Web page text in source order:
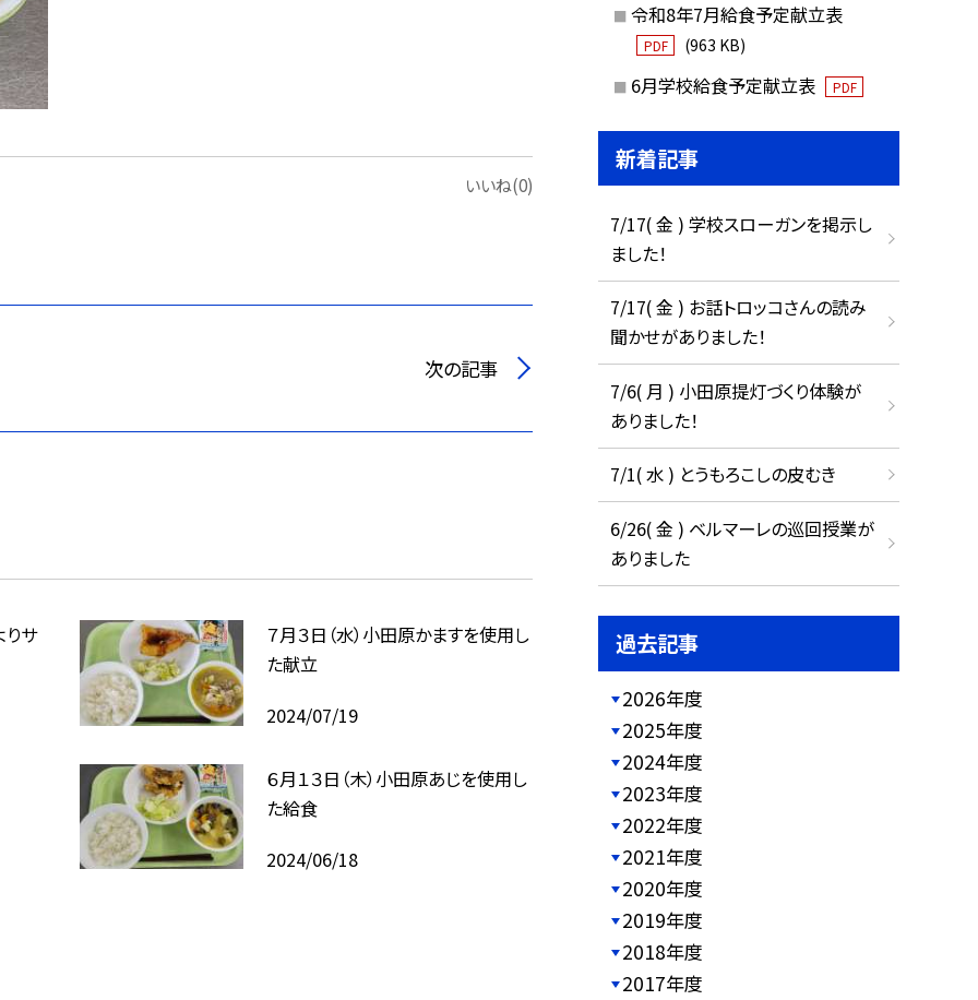
いいね(0)
次の記事
りサ
７月３日（水）小田原かますを使用し
た献立
2024/07/19
６月１３日（木）小田原あじを使用し
た給食
2024/06/18
令和8年7月給食予定献立表
PDF (963 KB)
6月学校給食予定献立表 PDF
新着記事
7/17( 金 ) 学校スローガンを掲示し
ました！
7/17( 金 ) お話トロッコさんの読み
聞かせがありました！
7/6( 月 ) 小田原提灯づくり体験が
ありました！
7/1( 水 ) とうもろこしの皮むき
6/26( 金 ) ベルマーレの巡回授業が
ありました
過去記事
2026年度
2025年度
2024年度
2023年度
2022年度
2021年度
2020年度
2019年度
2018年度
2017年度